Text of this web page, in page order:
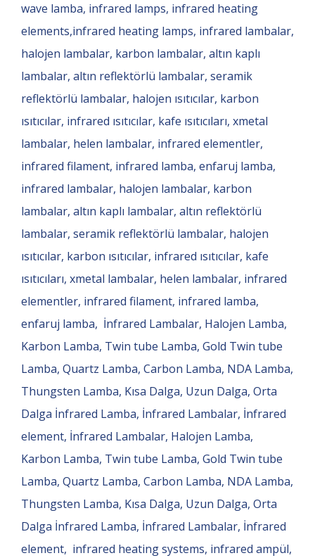
wave lamba, infrared lamps, infrared heating
elements,infrared heating lamps, infrared lambalar,
halojen lambalar, karbon lambalar, altın kaplı
lambalar, altın reflektörlü lambalar, seramik
reflektörlü lambalar, halojen ısıtıcılar, karbon
ısıtıcılar, infrared ısıtıcılar, kafe ısıtıcıları, xmetal
lambalar, helen lambalar, infrared elementler,
infrared filament, infrared lamba, enfaruj lamba,
infrared lambalar, halojen lambalar, karbon
lambalar, altın kaplı lambalar, altın reflektörlü
lambalar, seramik reflektörlü lambalar, halojen
ısıtıcılar, karbon ısıtıcılar, infrared ısıtıcılar, kafe
ısıtıcıları, xmetal lambalar, helen lambalar, infrared
elementler, infrared filament, infrared lamba,
enfaruj lamba, İnfrared Lambalar, Halojen Lamba,
Karbon Lamba, Twin tube Lamba, Gold Twin tube
Lamba, Quartz Lamba, Carbon Lamba, NDA Lamba,
Thungsten Lamba, Kısa Dalga, Uzun Dalga, Orta
Dalga İnfrared Lamba, İnfrared Lambalar, İnfrared
element, İnfrared Lambalar, Halojen Lamba,
Karbon Lamba, Twin tube Lamba, Gold Twin tube
Lamba, Quartz Lamba, Carbon Lamba, NDA Lamba,
Thungsten Lamba, Kısa Dalga, Uzun Dalga, Orta
Dalga İnfrared Lamba, İnfrared Lambalar, İnfrared
element, infrared heating systems, infrared ampül,